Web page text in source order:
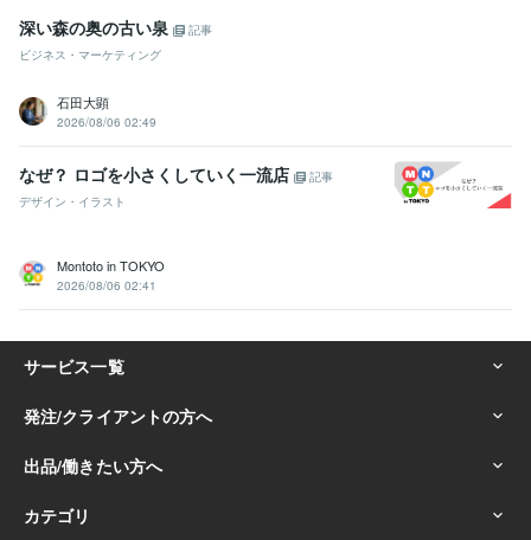
深い森の奥の古い泉
記事
ビジネス・マーケティング
石田大顕
2026/08/06 02:49
なぜ？ ロゴを小さくしていく一流店
記事
デザイン・イラスト
Montoto in TOKYO
2026/08/06 02:41